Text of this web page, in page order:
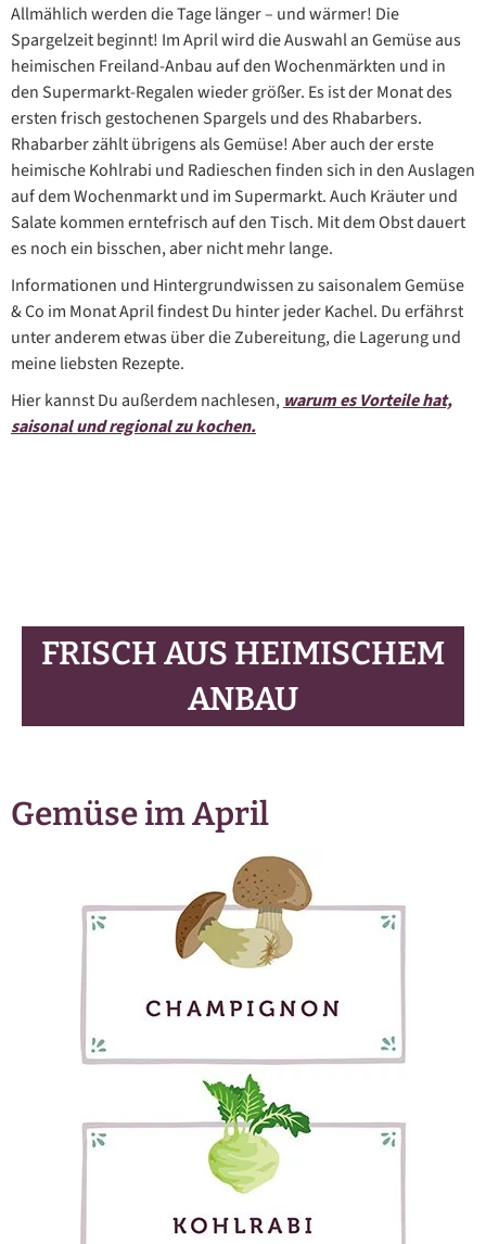
Allmählich werden die Tage länger – und wärmer! Die
Spargelzeit beginnt! Im April wird die Auswahl an Gemüse aus
heimischen Freiland-Anbau auf den Wochenmärkten und in
den Supermarkt-Regalen wieder größer. Es ist der Monat des
ersten frisch gestochenen Spargels und des Rhabarbers.
Rhabarber zählt übrigens als Gemüse! Aber auch der erste
heimische Kohlrabi und Radieschen finden sich in den Auslagen
auf dem Wochenmarkt und im Supermarkt. Auch Kräuter und
Salate kommen erntefrisch auf den Tisch. Mit dem Obst dauert
es noch ein bisschen, aber nicht mehr lange.
Informationen und Hintergrundwissen zu saisonalem Gemüse
& Co im Monat April findest Du hinter jeder Kachel. Du erfährst
unter anderem etwas über die Zubereitung, die Lagerung und
meine liebsten Rezepte.
Hier kannst Du außerdem nachlesen, warum es Vorteile hat,
saisonal und regional zu kochen.
FRISCH AUS HEIMISCHEM
ANBAU
Gemüse im April